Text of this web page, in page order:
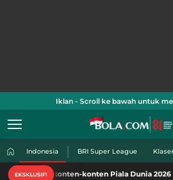
Iklan - Scroll ke bawah untuk
Indonesia BRI Super League
EKSKLUSIF!
konten-konten Piala Dunia 2026 racikan